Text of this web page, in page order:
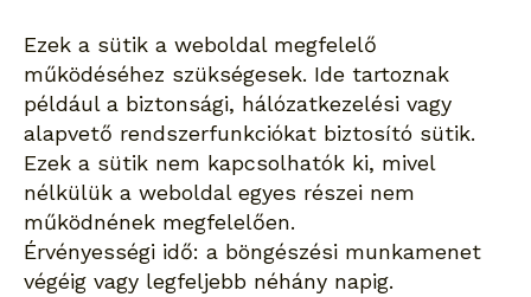
Ezek a sütik a weboldal megfelelő
működéséhez szükségesek. Ide tartoznak
például a biztonsági, hálózatkezelési vagy
alapvető rendszerfunkciókat biztosító sütik.
Ezek a sütik nem kapcsolhatók ki, mivel
nélkülük a weboldal egyes részei nem
működnének megfelelően.
Érvényességi idő: a böngészési munkamenet
végéig vagy legfeljebb néhány napig.